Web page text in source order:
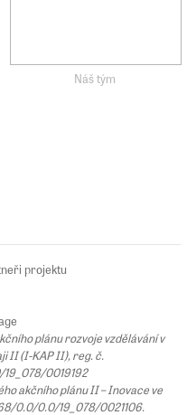
Náš tým
plánu rozvoje vzdělávání v
II (I-KAP II), reg. č.
0019192
akčního plánu II – Inovace ve
0.0/0.0/19_078/0021106.